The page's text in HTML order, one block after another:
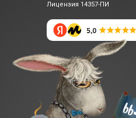
Лицензия 14357-ПИ